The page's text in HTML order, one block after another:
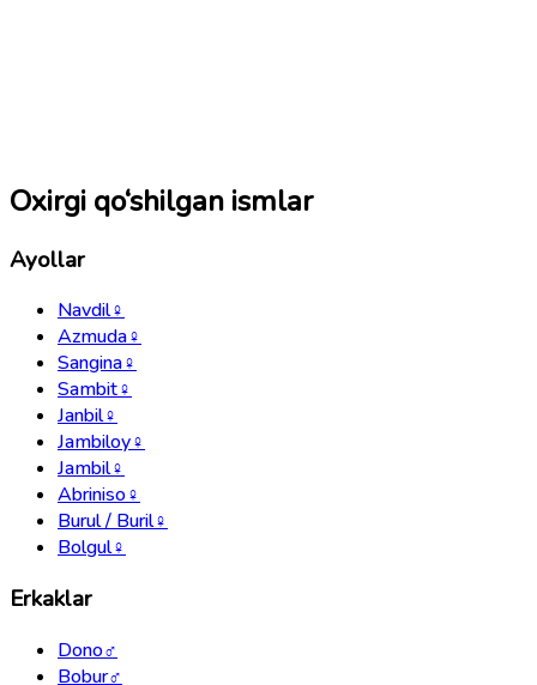
Oxirgi qo‘shilgan ismlar
Ayollar
Navdil♀
Azmuda♀
Sangina♀
Sambit♀
Janbil♀
Jambiloy♀
Jambil♀
Abriniso♀
Burul / Buril♀
Bolgul♀
Erkaklar
Dono♂
Bobur♂